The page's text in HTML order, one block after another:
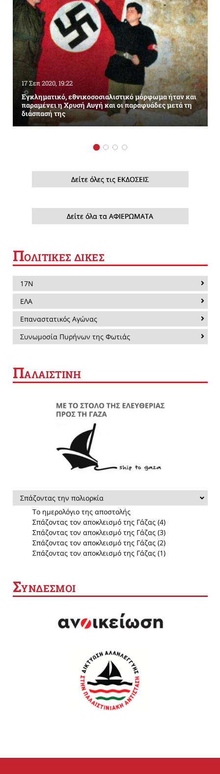
17 Σεπ 2020, 19:22
Εγκληματικό, εθνικοσοσιαλιστικό μόρφωμα ήταν και
παραμένει η Χρυσή Αυγή και οι παραφυάδες μετά τη
διάσπασή της
Δείτε όλες τις ΕΚΔΟΣΕΙΣ
Δείτε όλα τα ΑΦΙΕΡΩΜΑΤΑ
ΠΟΛΙΤΙΚΕΣ ΔΙΚΕΣ
17Ν
ΕΛΑ
Επαναστατικός Αγώνας
Συνωμοσία Πυρήνων της Φωτιάς
ΠΑΛΑΙΣΤΙΝΗ
Σπάζοντας την πολιορκία
Το ημερολόγιο της αποστολής
Σπάζοντας τον αποκλεισμό της Γάζας (4)
Σπάζοντας τον αποκλεισμό της Γάζας (3)
Σπάζοντας τον αποκλεισμό της Γάζας (2)
Σπάζοντας τον αποκλεισμό της Γάζας (1)
ΣΥΝΔΕΣΜΟΙ